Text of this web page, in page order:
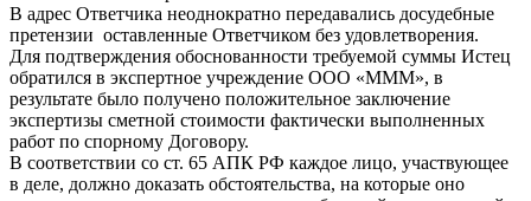
В адрес Ответчика неоднократно передавались досудебные
претензии оставленные Ответчиком без удовлетворения.
Для подтверждения обоснованности требуемой суммы Истец
обратился в экспертное учреждение ООО «МММ», в
результате было получено положительное заключение
экспертизы сметной стоимости фактически выполненных
работ по спорному Договору.
В соответствии со ст. 65 АПК РФ каждое лицо, участвующее
в деле, должно доказать обстоятельства, на которые оно